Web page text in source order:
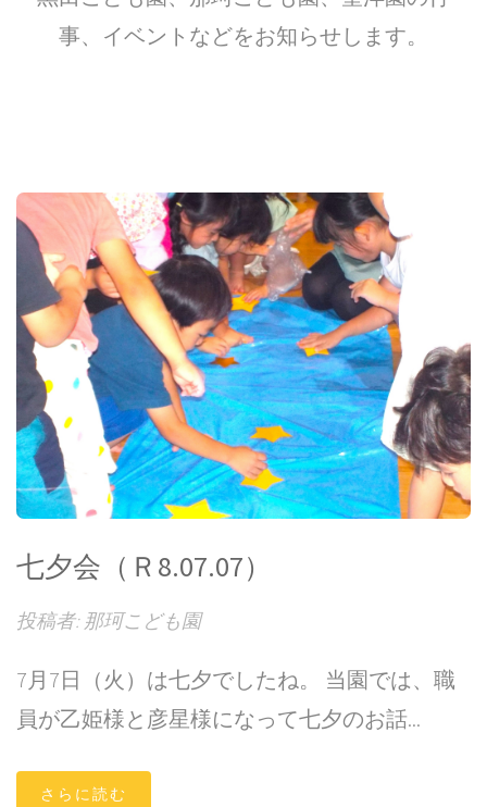
事、イベントなどをお知らせします。
七夕会（Ｒ8.07.07）
投稿者: 那珂こども園
7月7日（火）は七夕でしたね。 当園では、職
員が乙姫様と彦星様になって七夕のお話...
さらに読む